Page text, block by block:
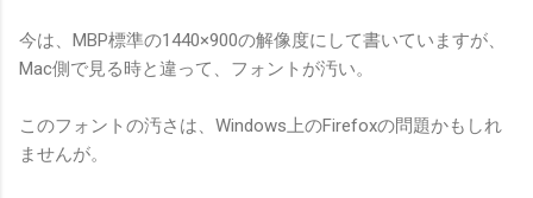
今は、MBP標準の1440×900の解像度にして書いていますが、
Mac側で見る時と違って、フォントが汚い。
このフォントの汚さは、Windows上のFirefoxの問題かもしれ
ませんが。